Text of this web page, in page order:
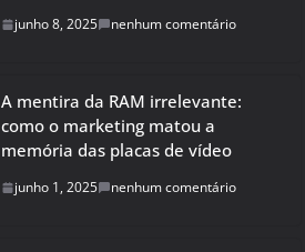
junho 8, 2025 nenhum comentário
A mentira da RAM irrelevante:
como o marketing matou a
memória das placas de vídeo
junho 1, 2025 nenhum comentário